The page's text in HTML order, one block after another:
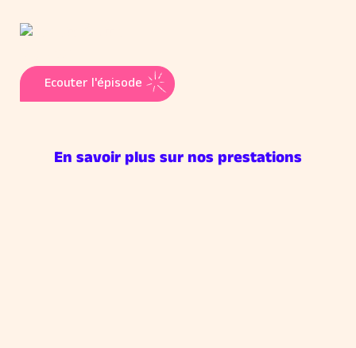
Ecouter l'épisode
En savoir plus sur nos prestations